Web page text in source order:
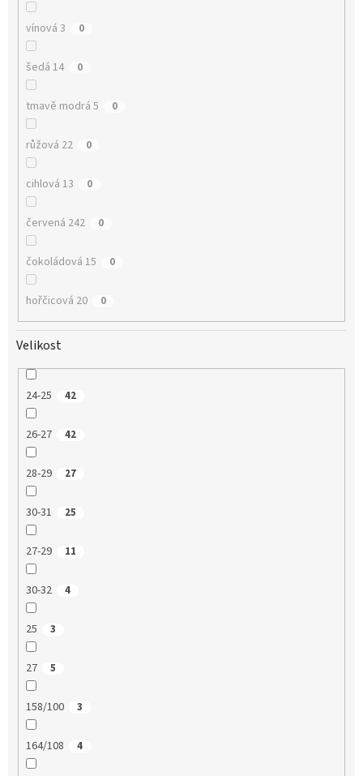
vínová 3 0
šedá 14 0
tmavě modrá 5 0
růžová 22 0
cihlová 13 0
červená 242 0
čokoládová 15 0
hořčicová 20 0
Velikost
24-25 42
26-27 42
28-29 27
30-31 25
27-29 11
30-32 4
25 3
27 5
158/100 3
164/108 4